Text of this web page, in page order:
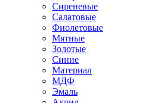
Сиреневые
Салатовые
Фиолетовые
Мятные
Золотые
Синие
Материал
МДФ
Эмаль